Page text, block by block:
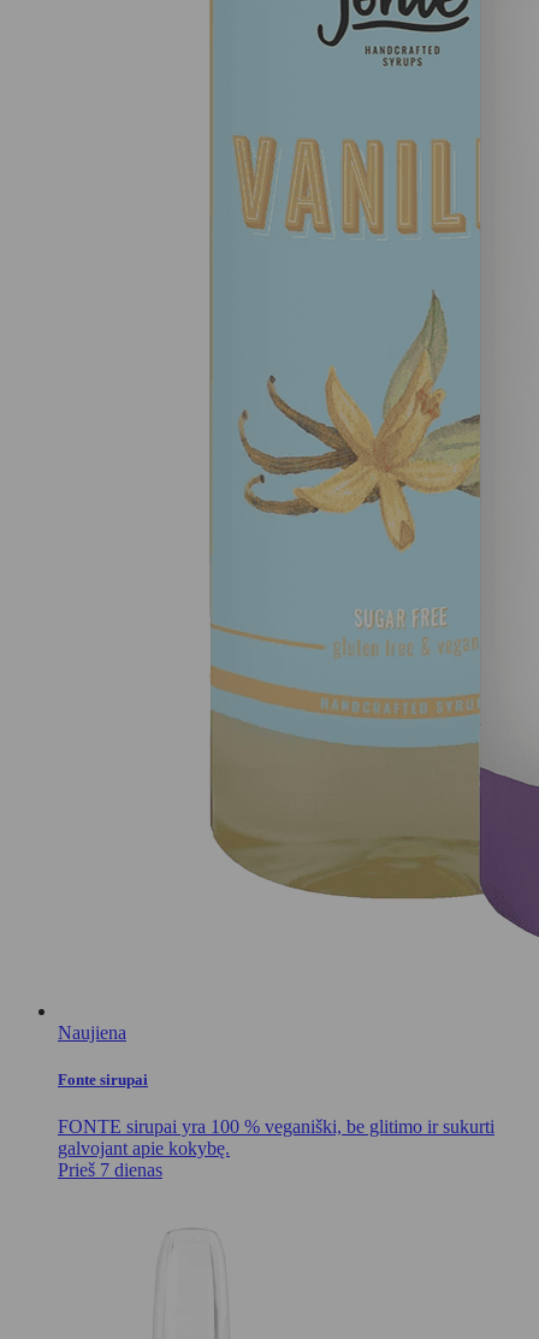
Naujiena
Fonte sirupai
FONTE sirupai yra 100 % veganiški, be glitimo ir sukurti
galvojant apie kokybę.
Prieš 7 dienas